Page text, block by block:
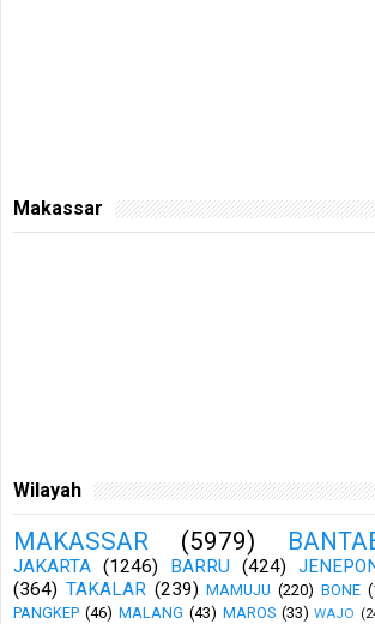
Makassar
Wilayah
MAKASSAR (5979)
JAKARTA (1246) BARRU (424)
(364) TAKALAR (239) MAMUJU (220) BONE
PANGKEP (46) MALANG (43) MAROS (33) WAJO